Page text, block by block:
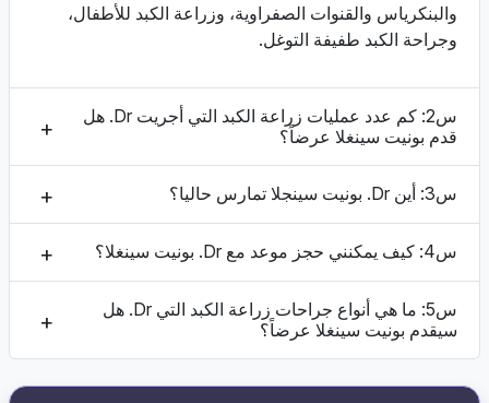
والبنكرياس والقنوات الصفراوية، وزراعة الكبد للأطفال،
وجراحة الكبد طفيفة التوغل.
س2: كم عدد عمليات زراعة الكبد التي أجريت Dr. هل
قدم بونيت سينغلا عرضاً؟
س3: أين Dr. بونيت سينجلا تمارس حاليا؟
س4: كيف يمكنني حجز موعد مع Dr. بونيت سينغلا؟
س5: ما هي أنواع جراحات زراعة الكبد التي Dr. هل
سيقدم بونيت سينغلا عرضاً؟